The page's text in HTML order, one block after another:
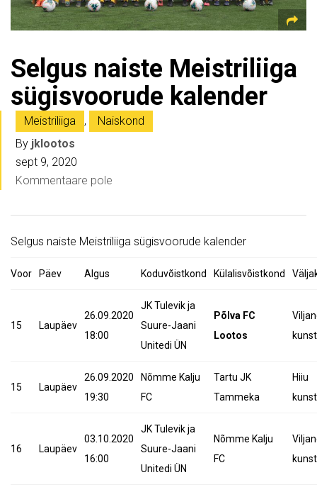
Selgus naiste Meistriliiga
sügisvoorude kalender
Meistriliiga ,
Naiskond
By jklootos
sept 9, 2020
Kommentaare pole
Selgus naiste Meistriliiga sügisvoorude kalender
Voor Päev Algus Koduvõistkond Külalisvõistkond
15 Laupäev
26.09.2020
18:00
JK Tulevik ja
Suure-Jaani
Unitedi ÜN
Põlva FC
Lootos
15 Laupäev
26.09.2020
19:30
Nõmme Kalju
FC
Tartu JK
Tammeka
Hiiu
16 Laupäev
03.10.2020
16:00
JK Tulevik ja
Suure-Jaani
Unitedi ÜN
Nõmme Kalju
FC